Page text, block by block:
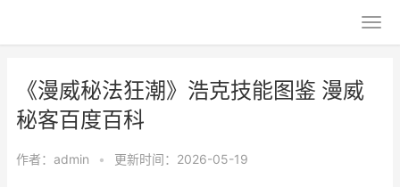
《漫威秘法狂潮》浩克技能图鉴 漫威
秘客百度百科
作者： admin • 更新时间：2026-05-19